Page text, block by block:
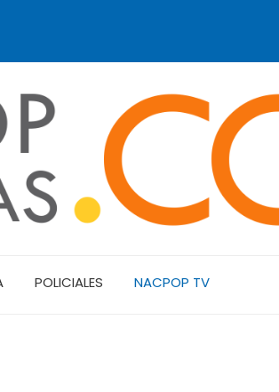
POLICIALES NACPOP TV